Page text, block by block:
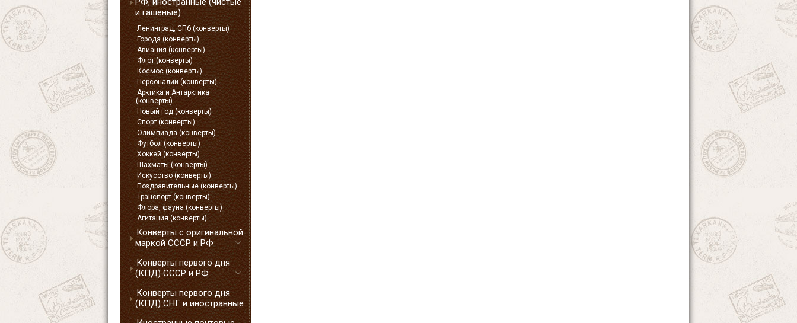
и гашеные)
Ленинград, СПб (конверты)
Города (конверты)
Авиация (конверты)
Флот (конверты)
Космос (конверты)
Персоналии (конверты)
Арктика и Антарктика
(конверты)
Новый год (конверты)
Спорт (конверты)
Олимпиада (конверты)
Футбол (конверты)
Хоккей (конверты)
Шахматы (конверты)
Искусство (конверты)
Поздравительные (конверты)
Транспорт (конверты)
Флора, фауна (конверты)
Агитация (конверты)
Конверты с оригинальной
маркой СССР и РФ
Конверты первого дня
(КПД) СССР и РФ
Конверты первого дня
(КПД) СНГ и иностранные